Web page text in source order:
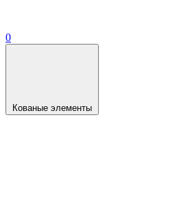
0
Кованые элементы